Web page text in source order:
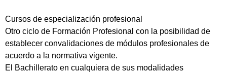
Cursos de especialización profesional
Otro ciclo de Formación Profesional con la posibilidad de
establecer convalidaciones de módulos profesionales de
acuerdo a la normativa vigente.
El Bachillerato en cualquiera de sus modalidades